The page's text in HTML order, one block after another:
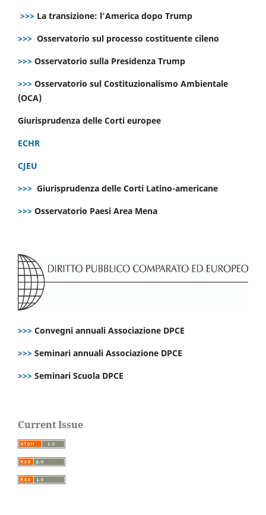
>>> La transizione: l’America dopo Trump
>>> Osservatorio sul processo costituente cileno
>>> Osservatorio sulla Presidenza Trump
>>> Osservatorio sul Costituzionalismo Ambientale
(OCA)
Giurisprudenza delle Corti europee
ECHR
CJEU
>>> Giurisprudenza delle Corti Latino-americane
>>> Osservatorio Paesi Area Mena
>>> Convegni annuali Associazione DPCE
>>> Seminari annuali Associazione DPCE
>>> Seminari Scuola DPCE
Current Issue